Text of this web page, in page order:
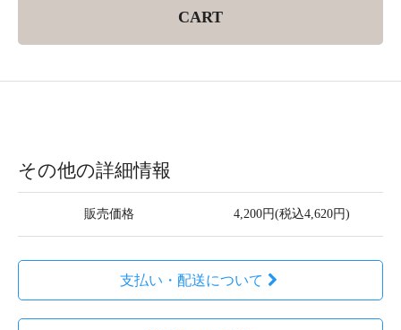
CART
その他の詳細情報
販売価格 4,200円(税込4,620円)
支払い・配送について